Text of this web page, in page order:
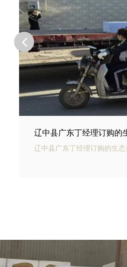
辽中县河北邢台王总订购
辽中县银通碳纤雨水收集模